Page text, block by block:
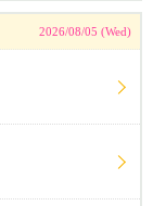
2026/08/05 (Wed)